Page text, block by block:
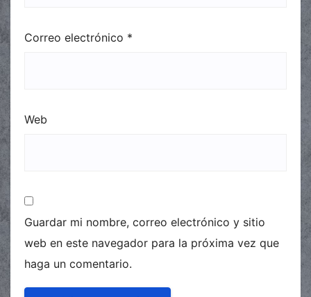
Correo electrónico *
Web
Guardar mi nombre, correo electrónico y sitio
web en este navegador para la próxima vez que
haga un comentario.